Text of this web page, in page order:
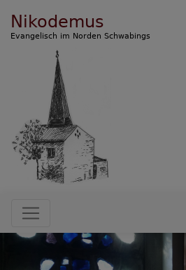
zum
Inhalt
Nikodemus
Evangelisch im Norden Schwabings
Hauptnavigation